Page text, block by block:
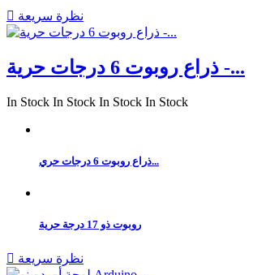
 نظرة سريعة
ذراع روبوت 6 درجات حرية -...
In Stock In Stock In Stock In Stock
ذراع روبوت 6 درجات حري...
روبوت ذو 17 درجة حرية
 نظرة سريعة